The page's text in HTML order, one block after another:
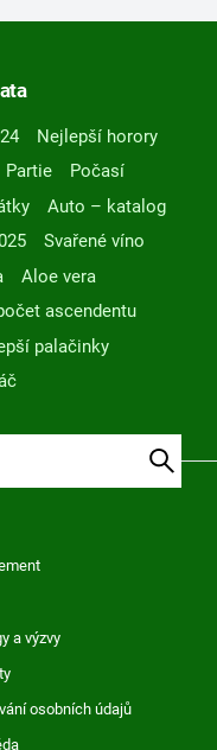
Nejlepší horory
Partie
Počasí
Auto – katalog
Svařené víno
Aloe vera
ascendentu
palačinky
a výzvy
osobních údajů